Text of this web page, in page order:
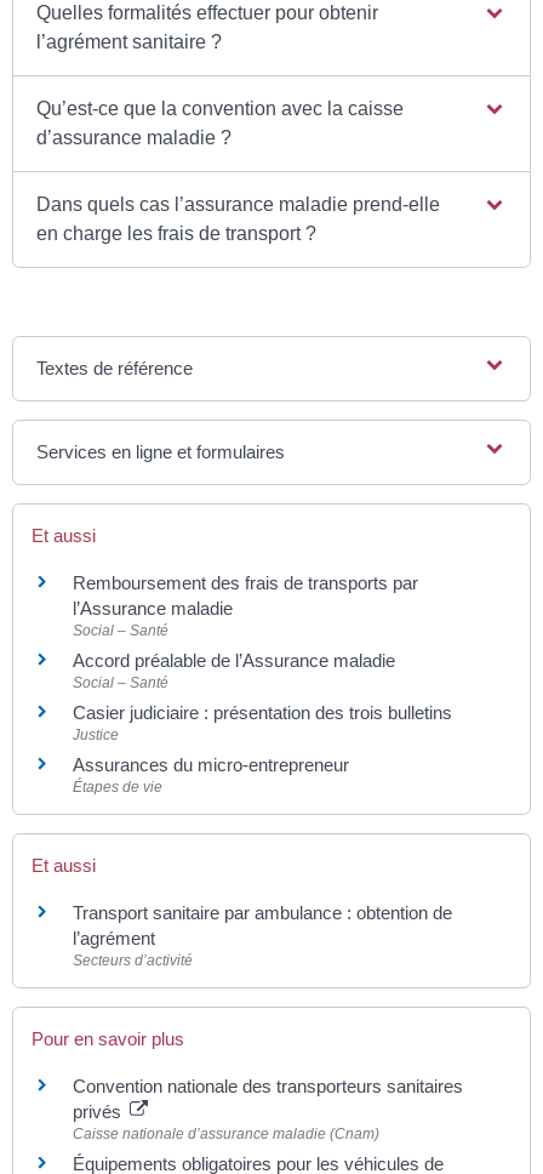
Quelles formalités effectuer pour obtenir
l’agrément sanitaire ?
Qu’est-ce que la convention avec la caisse
d’assurance maladie ?
Dans quels cas l’assurance maladie prend-elle
en charge les frais de transport ?
Textes de référence
Services en ligne et formulaires
Et aussi
Remboursement des frais de transports par
l’Assurance maladie
Social – Santé
Accord préalable de l’Assurance maladie
Social – Santé
Casier judiciaire : présentation des trois bulletins
Justice
Assurances du micro-entrepreneur
Étapes de vie
Et aussi
Transport sanitaire par ambulance : obtention de
l’agrément
Secteurs d’activité
Pour en savoir plus
Convention nationale des transporteurs sanitaires
privés
Caisse nationale d’assurance maladie (Cnam)
Équipements obligatoires pour les véhicules de